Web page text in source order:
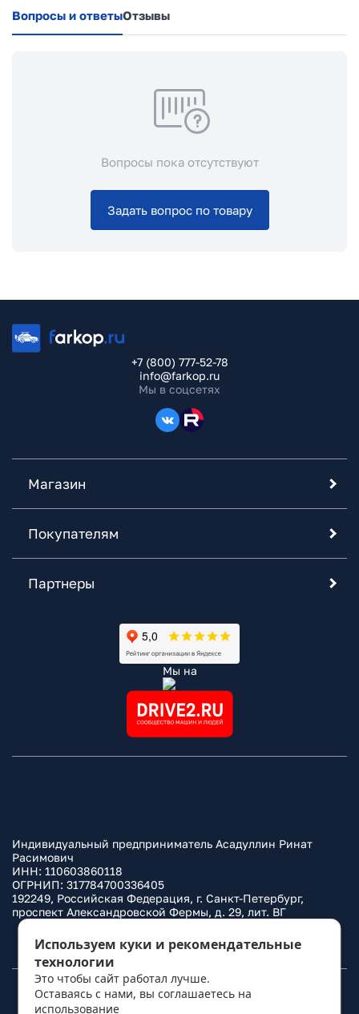
Вопросы и ответыОтзывы
Вопросы пока отсутствуют
Задать вопрос по товару
+7 (800) 777-52-78
info@farkop.ru
Мы в соцсетях
Магазин
Покупателям
Партнеры
Мы на
Индивидуальный предприниматель Асадуллин Ринат
Расимович
ИНН: 110603860118
ОГРНИП: 317784700336405
192249, Российская Федерация, г. Санкт-Петербург,
проспект Александровской Фермы, д. 29, лит. ВГ
Политика конфиденциальности
© 2010– 2026Фаркоп.ру
Используем куки и рекомендательные
технологии
Это чтобы сайт работал лучше.
Оставаясь с нами, вы соглашаетесь на
использование